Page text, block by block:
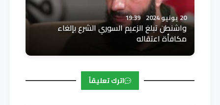
20 يونيو 2024 19:39
واشنطن تبلغ الزعيم السوري الشرع بإلغاء
مكافأة اعتقاله
اترك تعليقاً